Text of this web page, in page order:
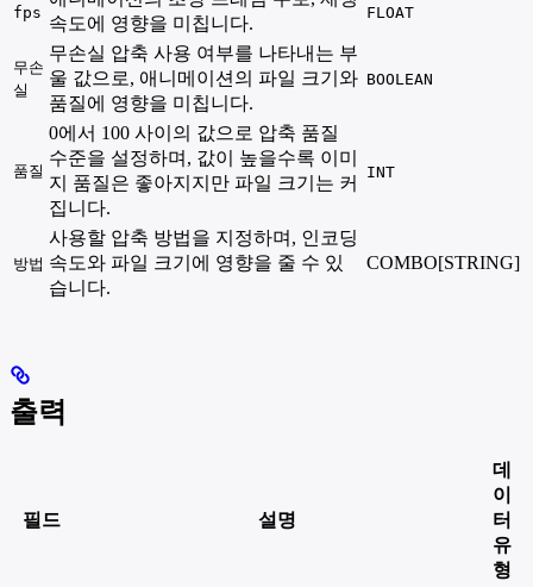
fps
속도에 영향을 미칩니다.
FLOAT
무손
실
무손실 압축 사용 여부를 나타내는 부
울 값으로, 애니메이션의 파일 크기와
품질에 영향을 미칩니다.
BOOLEAN
품질
0에서 100 사이의 값으로 압축 품질
수준을 설정하며, 값이 높을수록 이미
지 품질은 좋아지지만 파일 크기는 커
집니다.
INT
방법
사용할 압축 방법을 지정하며, 인코딩
속도와 파일 크기에 영향을 줄 수 있
습니다.
COMBO[STRING]
출력
필드 설명
데
이
터
유
형